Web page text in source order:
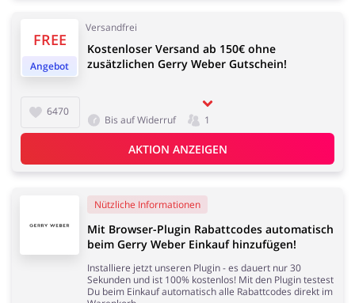
Blumen & Geschenke Reisen
FREE
Angebot
Versandfrei
6470
Kostenloser Versand ab 150€ ohne
zusätzlichen Gerry Weber Gutschein!
Bis auf Widerruf 1
AKTION ANZEIGEN
Nützliche Informationen
Mit Browser-Plugin Rabattcodes automatisch
beim Gerry Weber Einkauf hinzufügen!
Installiere jetzt unseren Plugin - es dauert nur 30
Sekunden und ist 100% kostenlos! Mit den Plugin testest
Du beim Einkauf automatisch alle Rabattcodes direkt im